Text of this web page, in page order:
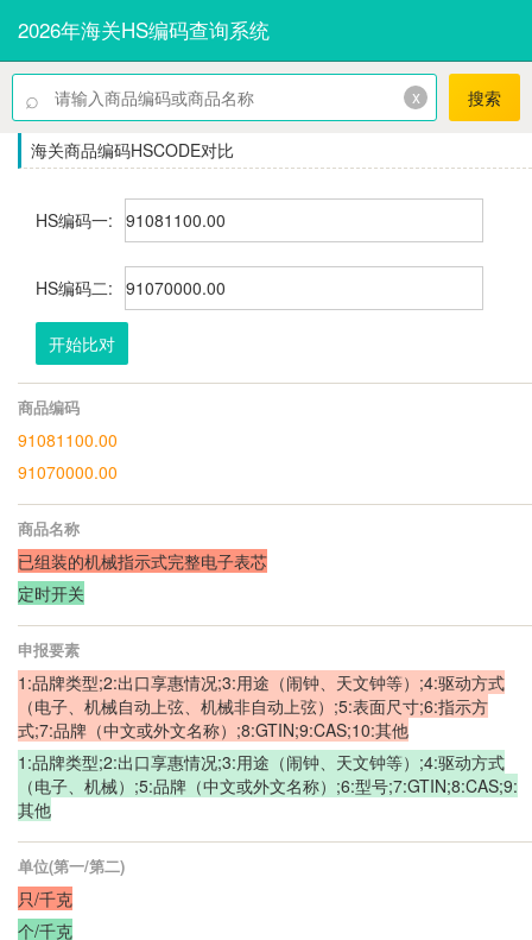
2026年海关HS编码查询系统
⌕ x 搜索
海关商品编码HSCODE对比
HS编码一:
HS编码二:
开始比对
商品编码
91081100.00
91070000.00
商品名称
已组装的机械指示式完整电子表芯
定时开关
申报要素
1:品牌类型;2:出口享惠情况;3:用途（闹钟、天文钟等）;4:驱动方式
（电子、机械自动上弦、机械非自动上弦）;5:表面尺寸;6:指示方
式;7:品牌（中文或外文名称）;8:GTIN;9:CAS;10:其他
1:品牌类型;2:出口享惠情况;3:用途（闹钟、天文钟等）;4:驱动方式
（电子、机械）;5:品牌（中文或外文名称）;6:型号;7:GTIN;8:CAS;9:
其他
单位(第一/第二)
只/千克
个/千克